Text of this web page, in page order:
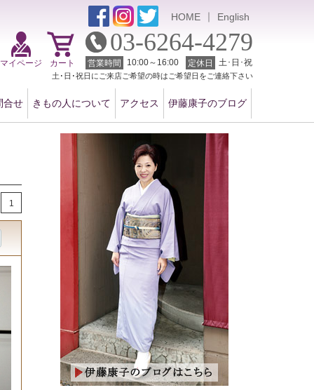
HOME ｜ English
合せ きもの人について アクセス 伊藤康子のブログ
マイページ カート
03-6264-4279
営業時間 10:00～16:00 定休日 土･日･祝
土･日･祝日にご来店ご希望の時はご希望日をご連絡下さい
1